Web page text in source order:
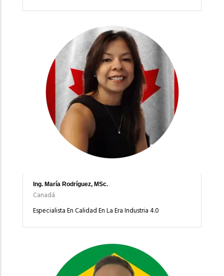
Ing. María Rodríguez, MSc.
Canadá
Especialista En Calidad En La Era Industria 4.0